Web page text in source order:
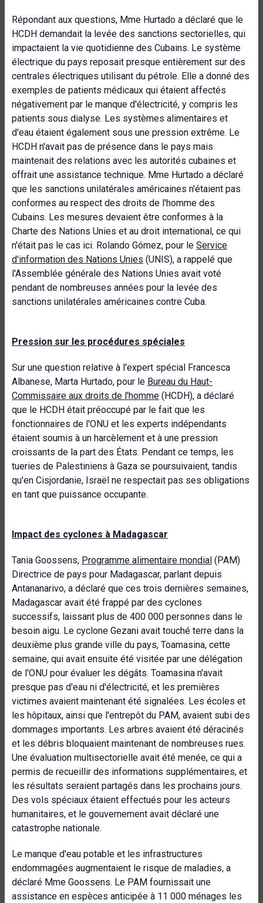
Répondant aux questions, Mme Hurtado a déclaré que le
HCDH demandait la levée des sanctions sectorielles, qui
impactaient la vie quotidienne des Cubains. Le système
électrique du pays reposait presque entièrement sur des
centrales électriques utilisant du pétrole. Elle a donné des
exemples de patients médicaux qui étaient affectés
négativement par le manque d'électricité, y compris les
patients sous dialyse. Les systèmes alimentaires et
d'eau étaient également sous une pression extrême. Le
HCDH n'avait pas de présence dans le pays mais
maintenait des relations avec les autorités cubaines et
offrait une assistance technique. Mme Hurtado a déclaré
que les sanctions unilatérales américaines n'étaient pas
conformes au respect des droits de l'homme des
Cubains. Les mesures devaient être conformes à la
Charte des Nations Unies et au droit international, ce qui
n'était pas le cas ici. Rolando Gómez, pour le Service
d'information des Nations Unies (UNIS), a rappelé que
l'Assemblée générale des Nations Unies avait voté
pendant de nombreuses années pour la levée des
sanctions unilatérales américaines contre Cuba.
Pression sur les procédures spéciales
Sur une question relative à l'expert spécial Francesca
Albanese, Marta Hurtado, pour le Bureau du Haut-
Commissaire aux droits de l'homme (HCDH), a déclaré
que le HCDH était préoccupé par le fait que les
fonctionnaires de l'ONU et les experts indépendants
étaient soumis à un harcèlement et à une pression
croissants de la part des États. Pendant ce temps, les
tueries de Palestiniens à Gaza se poursuivaient, tandis
qu'en Cisjordanie, Israël ne respectait pas ses obligations
en tant que puissance occupante.
Impact des cyclones à Madagascar
Tania Goossens, Programme alimentaire mondial (PAM)
Directrice de pays pour Madagascar, parlant depuis
Antananarivo, a déclaré que ces trois dernières semaines,
Madagascar avait été frappé par des cyclones
successifs, laissant plus de 400 000 personnes dans le
besoin aigu. Le cyclone Gezani avait touché terre dans la
deuxième plus grande ville du pays, Toamasina, cette
semaine, qui avait ensuite été visitée par une délégation
de l'ONU pour évaluer les dégâts. Toamasina n'avait
presque pas d'eau ni d'électricité, et les premières
victimes avaient maintenant été signalées. Les écoles et
les hôpitaux, ainsi que l'entrepôt du PAM, avaient subi des
dommages importants. Les arbres avaient été déracinés
et les débris bloquaient maintenant de nombreuses rues.
Une évaluation multisectorielle avait été menée, ce qui a
permis de recueillir des informations supplémentaires, et
les résultats seraient partagés dans les prochains jours.
Des vols spéciaux étaient effectués pour les acteurs
humanitaires, et le gouvernement avait déclaré une
catastrophe nationale.
Le manque d'eau potable et les infrastructures
endommagées augmentaient le risque de maladies, a
déclaré Mme Goossens. Le PAM fournissait une
assistance en espèces anticipée à 11 000 ménages les